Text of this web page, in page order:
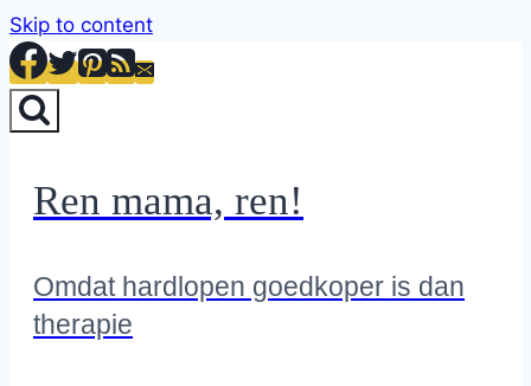
Skip to content
Ren mama, ren!
Omdat hardlopen goedkoper is dan
therapie